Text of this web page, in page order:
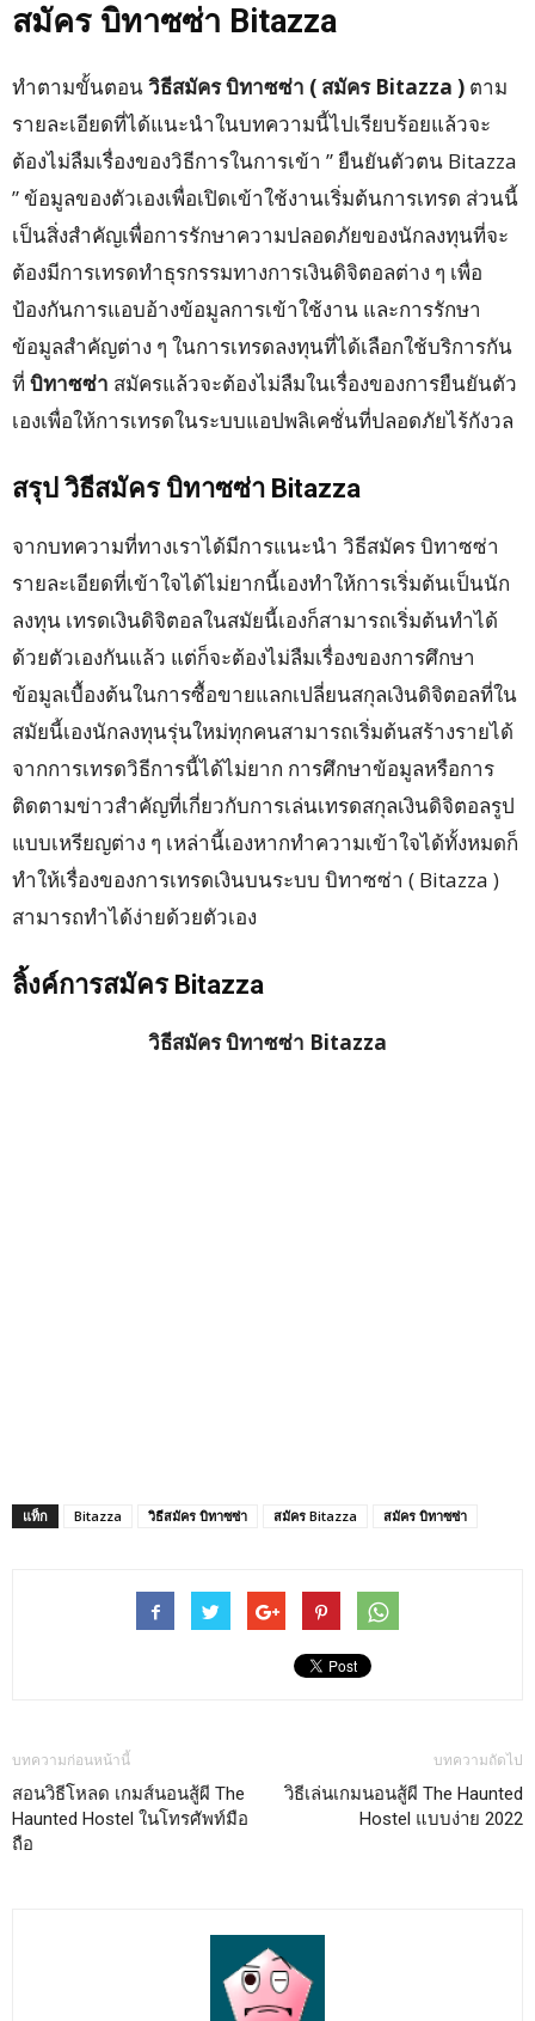
สมัคร บิทาซซ่า Bitazza
ทำตามขั้นตอนวิธีสมัคร บิทาซซ่า ( สมัคร Bitazza ) ตาม
รายละเอียดที่ได้แนะนำในบทความนี้ไปเรียบร้อยแล้วจะ
ต้องไม่ลืมเรื่องของวิธีการในการเข้า ” ยืนยันตัวตน Bitazza
” ข้อมูลของตัวเองเพื่อเปิดเข้าใช้งานเริ่มต้นการเทรด ส่วนนี้
เป็นสิ่งสำคัญเพื่อการรักษาความปลอดภัยของนักลงทุนที่จะ
ต้องมีการเทรดทำธุรกรรมทางการเงินดิจิตอลต่าง ๆ เพื่อ
ป้องกันการแอบอ้างข้อมูลการเข้าใช้งาน และการรักษา
ข้อมูลสำคัญต่าง ๆ ในการเทรดลงทุนที่ได้เลือกใช้บริการกัน
ที่ บิทาซซ่า สมัครแล้วจะต้องไม่ลืมในเรื่องของการยืนยันตัว
เองเพื่อให้การเทรดในระบบแอปพลิเคชั่นที่ปลอดภัยไร้กังวล
สรุป วิธีสมัคร บิทาซซ่า Bitazza
จากบทความที่ทางเราได้มีการแนะนำ วิธีสมัคร บิทาซซ่า
รายละเอียดที่เข้าใจได้ไม่ยากนี้เองทำให้การเริ่มต้นเป็นนัก
ลงทุน เทรดเงินดิจิตอลในสมัยนี้เองก็สามารถเริ่มต้นทำได้
ด้วยตัวเองกันแล้ว แต่ก็จะต้องไม่ลืมเรื่องของการศึกษา
ข้อมูลเบื้องต้นในการซื้อขายแลกเปลี่ยนสกุลเงินดิจิตอลที่ใน
สมัยนี้เองนักลงทุนรุ่นใหม่ทุกคนสามารถเริ่มต้นสร้างรายได้
จากการเทรดวิธีการนี้ได้ไม่ยาก การศึกษาข้อมูลหรือการ
ติดตามข่าวสำคัญที่เกี่ยวกับการเล่นเทรดสกุลเงินดิจิตอลรูป
แบบเหรียญต่าง ๆ เหล่านี้เองหากทำความเข้าใจได้ทั้งหมดก็
ทำให้เรื่องของการเทรดเงินบนระบบ บิทาซซ่า ( Bitazza )
สามารถทำได้ง่ายด้วยตัวเอง
ลิ้งค์การสมัคร Bitazza
วิธีสมัคร บิทาซซ่า Bitazza
แท็ก Bitazza วิธีสมัคร บิทาซซ่า สมัคร Bitazza สมัคร บิทาซซ่า
บทความก่อนหน้านี้
สอนวิธีโหลด เกมส์นอนสู้ผี The
Haunted Hostel ในโทรศัพท์มือ
ถือ
บทความถัดไป
วิธีเล่นเกมนอนสู้ผี The Haunted
Hostel แบบง่าย 2022